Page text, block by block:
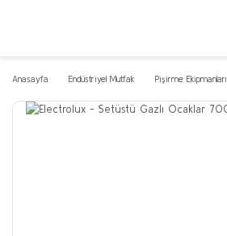
Anasayfa Endüstriyel Mutfak Pişirme Ekipmanları